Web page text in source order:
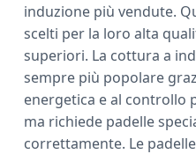
induzione più vendute.
scelti per la loro alta
superiori. La cottura a
sempre più popolare
energetica e al controllo
ma richiede padelle
correttamente. Le